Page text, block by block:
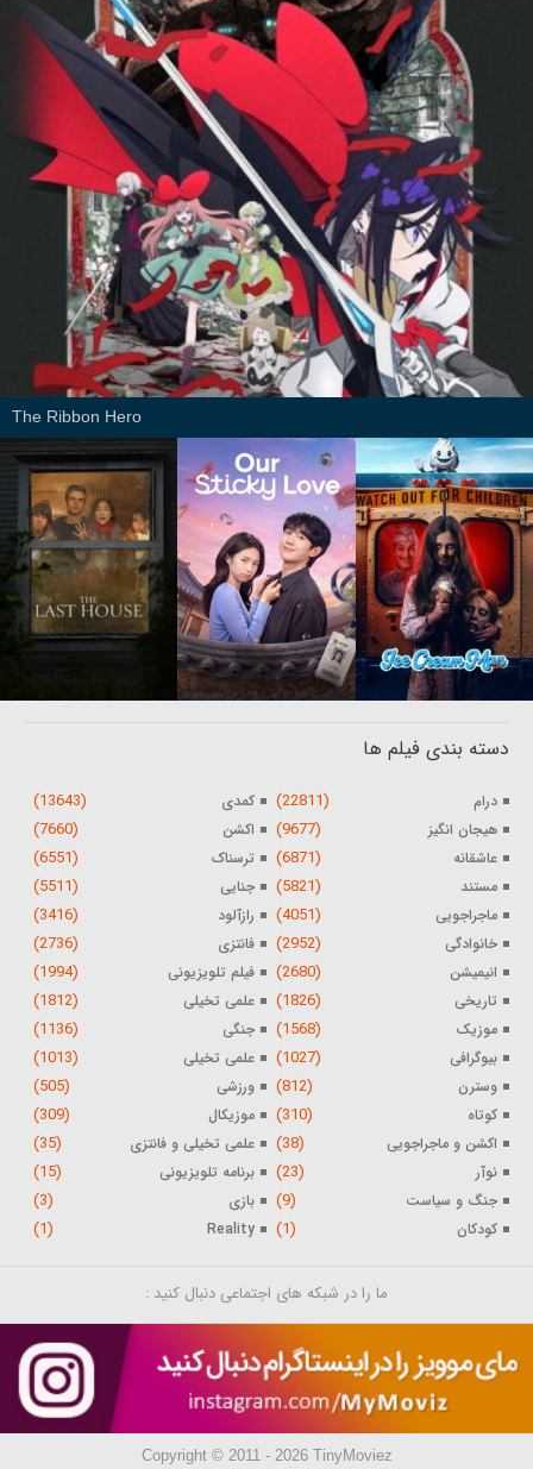
The Ribbon Hero
دسته بندی فیلم ها
درام (22811) کمدی (13643)
هیجان انگیز (9677) اکشن (7660)
عاشقانه (6871) ترسناک (6551)
مستند (5821) جنایی (5511)
ماجراجویی (4051) رازآلود (3416)
خانوادگی (2952) فانتزی (2736)
انیمیشن (2680) فیلم تلویزیونی (1994)
تاریخی (1826) علمی تخیلی (1812)
موزیک (1568) جنگی (1136)
بیوگرافی (1027) علمی تخیلی (1013)
وسترن (812) ورزشی (505)
کوتاه (310) موزیکال (309)
اکشن و ماجراجویی (38) علمی تخیلی و فانتزی (35)
نوآر (23) برنامه تلویزیونی (15)
جنگ و سیاست (9) بازی (3)
کودکان (1)
Reality
(1)
ما را در شبکه های اجتماعی دنبال کنید :
Copyright © 2011 - 2026 TinyMoviez